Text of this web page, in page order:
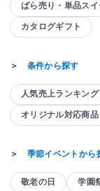
ばら売り・単品スイ
カタログギフト
＞ 条件から探す
人気売上ランキング
オリジナル対応商品
＞ 季節イベントから
敬老の日 学園